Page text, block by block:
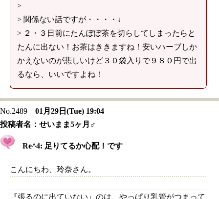
>
> 関係ない話ですが・・・・↓
> ２・３日前にたんぽぽ茶を切らしてしまったらと
たんに出ない！お茶はききますね！安いハーブしか
かえないのが悲しいけど３０袋入りで９８０円で出
るなら、いいですよね！
No.2489
01月29日(Tue) 19:04
投稿者名： せいまま5ヶ月♂
Re^4: 足りてるか心配！です
こんにちわ、玲奈さん。
『張るのに出ていない』のは、やっぱり乳管がつまって